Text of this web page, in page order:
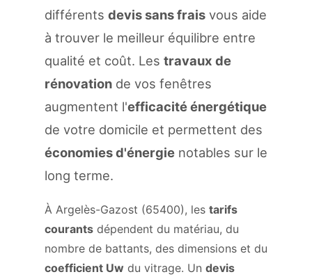
différents devis sans frais vous aide
à trouver le meilleur équilibre entre
qualité et coût. Les travaux de
rénovation de vos fenêtres
augmentent l'efficacité énergétique
de votre domicile et permettent des
économies d'énergie notables sur le
long terme.
À Argelès-Gazost (65400), les tarifs
courants dépendent du matériau, du
nombre de battants, des dimensions et du
coefficient Uw du vitrage. Un devis